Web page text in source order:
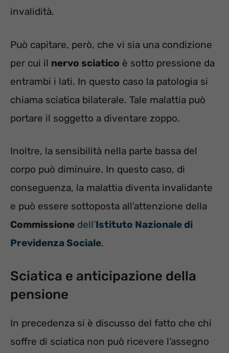
invalidità.
Può capitare, però, che vi sia una condizione
per cui il nervo sciatico è sotto pressione da
entrambi i lati. In questo caso la patologia si
chiama sciatica bilaterale. Tale malattia può
portare il soggetto a diventare zoppo.
Inoltre, la sensibilità nella parte bassa del
corpo può diminuire. In questo caso, di
conseguenza, la malattia diventa invalidante
e può essere sottoposta all’attenzione della
Commissione dell’Istituto Nazionale di
Previdenza Sociale.
Sciatica e anticipazione della
pensione
In precedenza si è discusso del fatto che chi
soffre di sciatica non può ricevere l’assegno